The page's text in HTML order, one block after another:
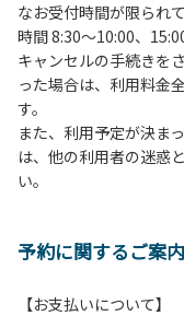
時前にお越しの方は
続きを行ってくださ
手続きを行ってくだ
４、車両は、荷物の
ださい。
５、チェックアウト
午後5時まで）です
方や使用人数が増え
ら午前10時までの間
は、お持ち帰りをお
なお受付時間が限られ
時間 8:30～10:00、
キャンセルの手続きを
った場合は、利用料金
す。
また、利用予定が決ま
は、他の利用者の迷惑
い。
予約に関するご案内
【お支払いについて】